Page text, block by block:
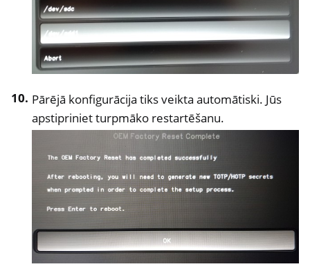
Pārējā konfigurācija tiks veikta automātiski. Jūs
apstipriniet turpmāko restartēšanu.